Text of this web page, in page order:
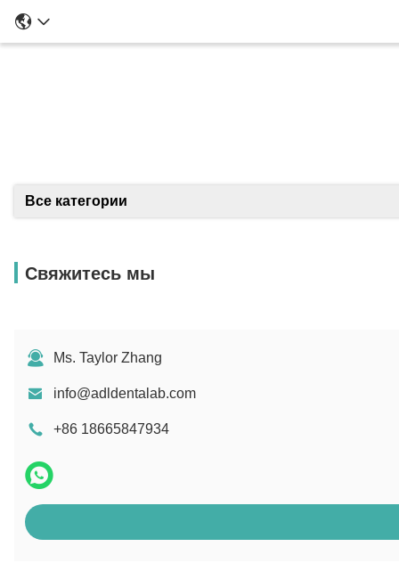
Все категории
Свяжитесь мы
Ms. Taylor Zhang
info@adldentalab.com
+86 18665847934